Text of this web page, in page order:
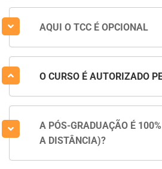
AQUI O TCC É OPCIONAL
O CURSO É AUTORIZADO
A PÓS-GRADUAÇÃO É
A DISTÂNCIA)?